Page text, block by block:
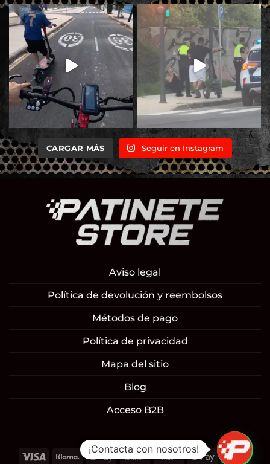
CARGAR MÁS Seguir en Instagram
Aviso legal
Política de devolución y reembolsos
Métodos de pago
Política de privacidad
Mapa del sitio
Blog
Acceso B2B
Visa Klarna Apple Cash Cash Google
¡Contacta con nosotros!